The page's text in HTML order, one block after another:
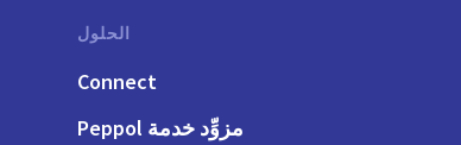
الحلول
Connect
مزوِّد خدمة Peppol